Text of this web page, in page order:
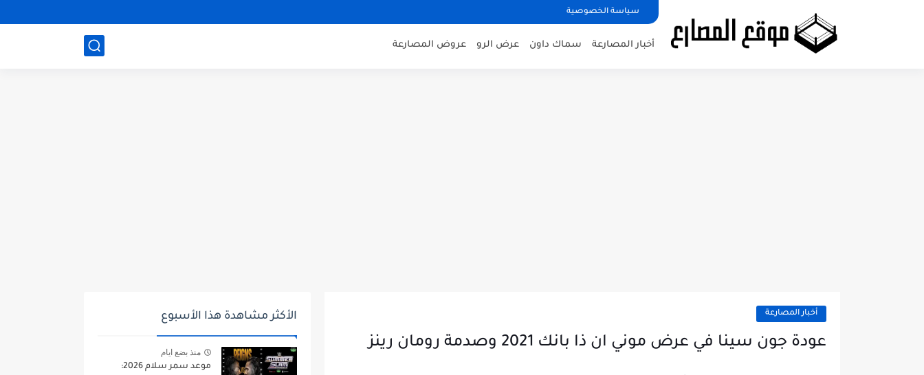
سياسة الخصوصية
أخبار المصارعة سماك داون عرض الرو عروض المصارعة
أخبار المصارعة
عودة جون سينا في عرض موني ان ذا بانك 2021 وصدمة رومان رينز
الأكثر مشاهدة هذا الأسبوع
منذ بضع ايام
موعد سمر سلام 2026: